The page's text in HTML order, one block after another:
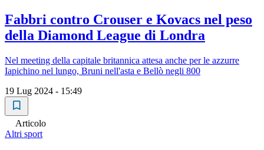
Fabbri contro Crouser e Kovacs nel peso
della Diamond League di Londra
Nel meeting della capitale britannica attesa anche per le azzurre
Iapichino nel lungo, Bruni nell'asta e Bellò negli 800
19 Lug 2024 - 15:49
Articolo
Altri sport